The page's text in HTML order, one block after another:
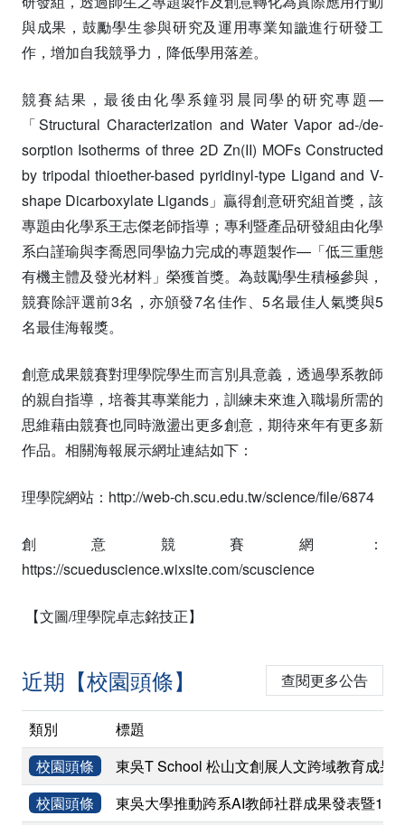
與成果，鼓勵學生參與研究及運用專業知識進行研發工
作，增加自我競爭力，降低學用落差。
競賽結果，最後由化學系鐘羽晨同學的研究專題—
「Structural Characterization and Water Vapor ad-/de-
sorption Isotherms of three 2D Zn(II) MOFs Constructed
by tripodal thioether-based pyridinyl-type Ligand and V-
shape Dicarboxylate Ligands」贏得創意研究組首獎，該
專題由化學系王志傑老師指導；專利暨產品研發組由化學
系白謹瑜與李喬恩同學協力完成的專題製作—「低三重態
有機主體及發光材料」榮獲首獎。為鼓勵學生積極參與，
競賽除評選前3名，亦頒發7名佳作、5名最佳人氣獎與5
名最佳海報獎。
創意成果競賽對理學院學生而言別具意義，透過學系教師
的親自指導，培養其專業能力，訓練未來進入職場所需的
思維藉由競賽也同時激盪出更多創意，期待來年有更多新
作品。相關海報展示網址連結如下：
理學院網站： http://web-ch.scu.edu.tw/science/file/6874
創意競賽網：
https://scueduscience.wixsite.com/scuscience
【文圖/理學院卓志銘技正】
近期【校園頭條】 查閱更多公告
類別
標題
校園頭條
東吳T School 松山文創展人文跨域教育成果
校園頭條
東吳大學推動跨系AI教師社群成果發表暨